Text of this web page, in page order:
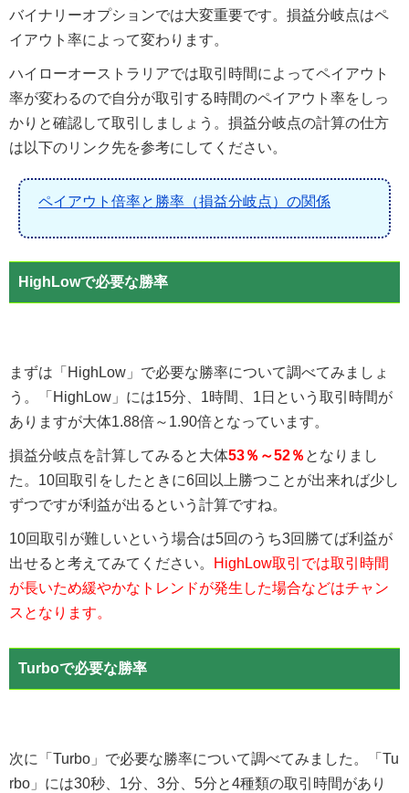
バイナリーオプションでは大変重要です。損益分岐点はペ
イアウト率によって変わります。
ハイローオーストラリアでは取引時間によってペイアウト
率が変わるので自分が取引する時間のペイアウト率をしっ
かりと確認して取引しましょう。損益分岐点の計算の仕方
は以下のリンク先を参考にしてください。
ペイアウト倍率と勝率（損益分岐点）の関係
HighLowで必要な勝率
まずは「HighLow」で必要な勝率について調べてみましょ
う。「HighLow」には15分、1時間、1日という取引時間が
ありますが大体1.88倍～1.90倍となっています。
損益分岐点を計算してみると大体53％～52％ となりまし
た。10回取引をしたときに6回以上勝つことが出来れば少し
ずつですが利益が出るという計算ですね。
10回取引が難しいという場合は5回のうち3回勝てば利益が
出せると考えてみてください。
HighLow取引では取引時間
が長いため緩やかなトレンドが発生した場合などはチャン
スとなります。
Turboで必要な勝率
次に「Turbo」で必要な勝率について調べてみました。「Tu
rbo」には30秒、1分、3分、5分と4種類の取引時間があり